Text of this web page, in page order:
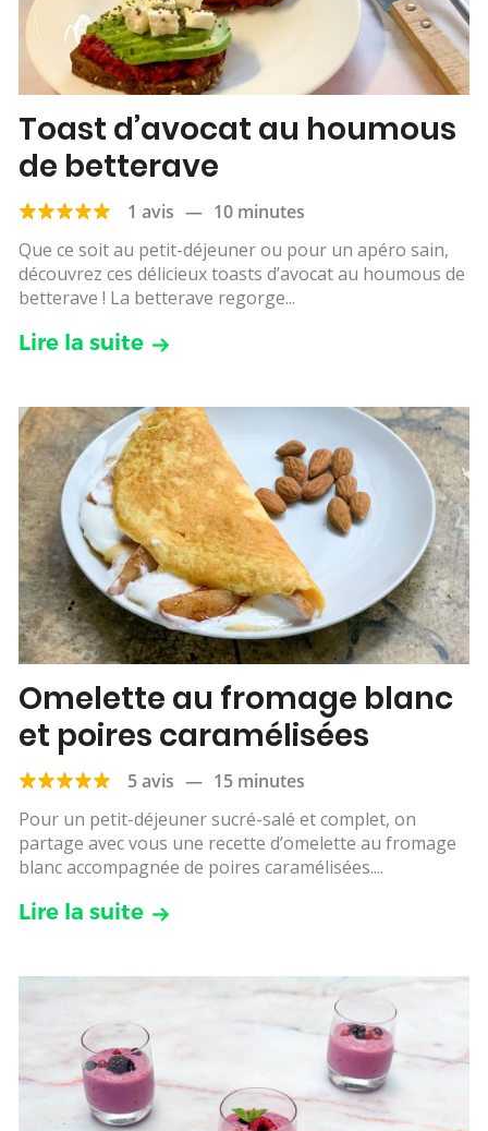
Toast d’avocat au houmous
de betterave
1 avis — 10 minutes
Que ce soit au petit-déjeuner ou pour un apéro sain,
découvrez ces délicieux toasts d’avocat au houmous de
betterave ! La betterave regorge...
Lire la suite
Omelette au fromage blanc
et poires caramélisées
5 avis — 15 minutes
Pour un petit-déjeuner sucré-salé et complet, on
partage avec vous une recette d’omelette au fromage
blanc accompagnée de poires caramélisées....
Lire la suite